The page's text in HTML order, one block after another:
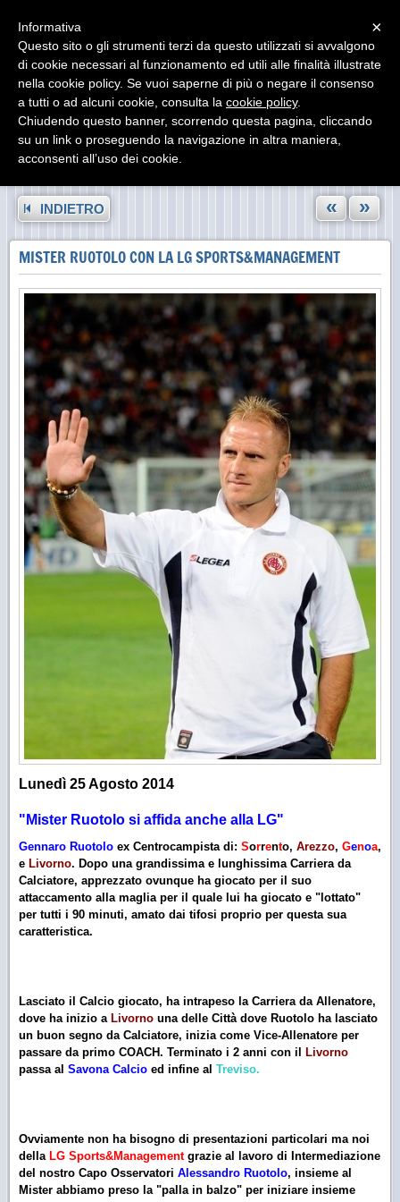
INDIETRO « »
MISTER RUOTOLO CON LA LG SPORTS&MANAGEMENT
Lunedì 25 Agosto 2014
"Mister Ruotolo si affida anche alla LG"
Gennaro Ruotolo ex Centrocampista di: Sorrento, Arezzo, Genoa,
e Livorno. Dopo una grandissima e lunghissima Carriera da
Calciatore, apprezzato ovunque ha giocato per il suo
attaccamento alla maglia per il quale lui ha giocato e "lottato"
per tutti i 90 minuti, amato dai tifosi proprio per questa sua
caratteristica.
Lasciato il Calcio giocato, ha intrapeso la Carriera da Allenatore,
dove ha inizio a Livorno una delle Città dove Ruotolo ha lasciato
un buon segno da Calciatore, inizia come Vice-Allenatore per
passare da primo COACH. Terminato i 2 anni con il Livorno
passa al Savona Calcio ed infine al Treviso.
Ovviamente non ha bisogno di presentazioni particolari ma noi
della LG Sports&Managementgrazie al lavoro di Intermediazione
del nostro Capo Osservatori Alessandro Ruotolo, insieme al
Mister abbiamo preso la "palla in balzo" per iniziare insieme
×
Informativa
Questo sito o gli strumenti terzi da questo utilizzati si avvalgono
di cookie necessari al funzionamento ed utili alle finalità illustrate
nella cookie policy. Se vuoi saperne di più o negare il consenso
a tutti o ad alcuni cookie, consulta la cookie policy.
Chiudendo questo banner, scorrendo questa pagina, cliccando
su un link o proseguendo la navigazione in altra maniera,
acconsenti all’uso dei cookie.